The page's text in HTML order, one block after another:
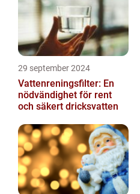
29 september 2024
Vattenreningsfilter: En
nödvändighet för rent
och säkert dricksvatten